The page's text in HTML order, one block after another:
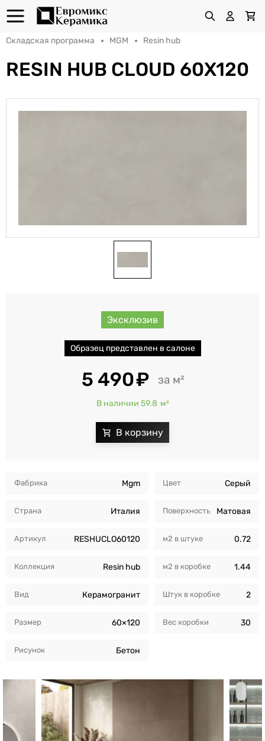
Складская программа MGM Resin hub
RESIN HUB CLOUD 60X120
Фабрика Mgm
Страна Италия
Артикул RESHUCLO60120
Коллекция Resin hub
Вид Керамогранит
Размер 60×120
Рисунок Бетон
Цвет Серый
Поверхность Матовая
м2 в штуке 0.72
м2 в коробкe 1.44
Штук в коробкe 2
Вес коробки 30
Эксклюзив
Образец представлен в салоне
5 490 м²
В наличии 59.8 м²